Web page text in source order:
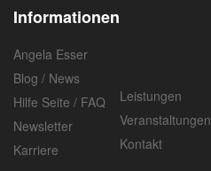
Informationen
Angela Esser
Blog / News
Hilfe Seite / FAQ
Newsletter
Karriere
Leistungen
Veranstaltungen
Kontakt